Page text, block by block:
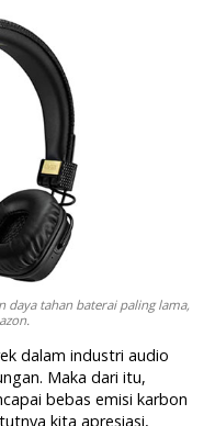
daya tahan baterai paling lama,
dalam industri audio
Maka dari itu,
bebas emisi karbon
kita apresiasi,